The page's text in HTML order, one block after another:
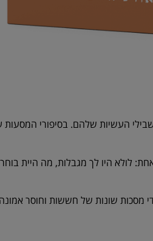
העשיות שלהם. בסיפורי המסעות
היו לך מגבלות, מה היית בוחר
שונות של חששות וחוסר אמונה.